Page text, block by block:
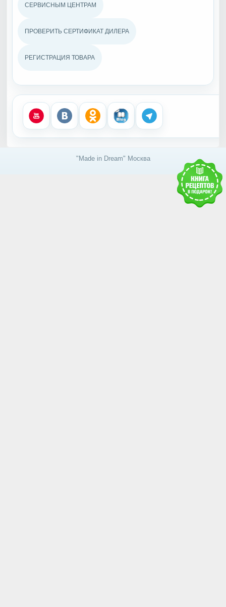
СЕРВИСНЫМ ЦЕНТРАМ
ПРОВЕРИТЬ СЕРТИФИКАТ ДИЛЕРА
РЕГИСТРАЦИЯ ТОВАРА
"Made in Dream" Москва